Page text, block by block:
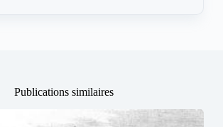
Publications similaires